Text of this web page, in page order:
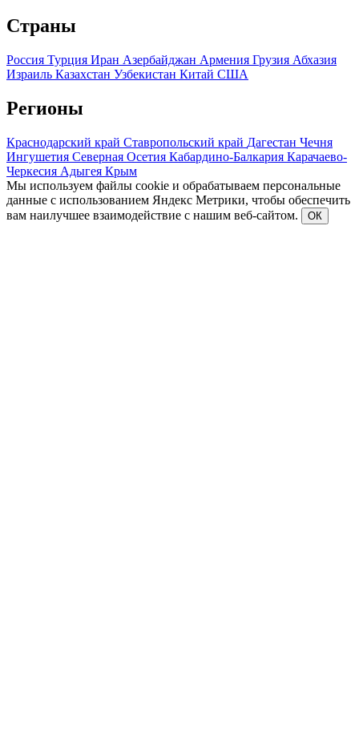
Страны
Россия Турция Иран Азербайджан Армения Грузия Абхазия
Израиль Казахстан Узбекистан Китай США
Регионы
Краснодарский край Ставропольский край Дагестан Чечня
Ингушетия Северная Осетия Кабардино-Балкария Карачаево-
Черкесия Адыгея Крым
Мы используем файлы cookie и обрабатываем персональные
данные с использованием Яндекс Метрики, чтобы обеспечить
вам наилучшее взаимодействие с нашим веб-сайтом.
ОК